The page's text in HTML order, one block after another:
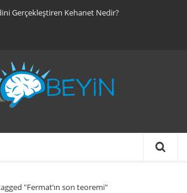
Gerçekleştiren Kehanet Nedir?
"Fermat’ın son teoremi"